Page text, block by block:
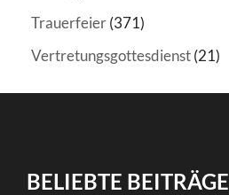
Trauerfeier(371)
Vertretungsgottesdienst(21)
BELIEBTE BEITRÄGE